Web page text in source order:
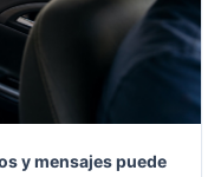
y mensajes puede